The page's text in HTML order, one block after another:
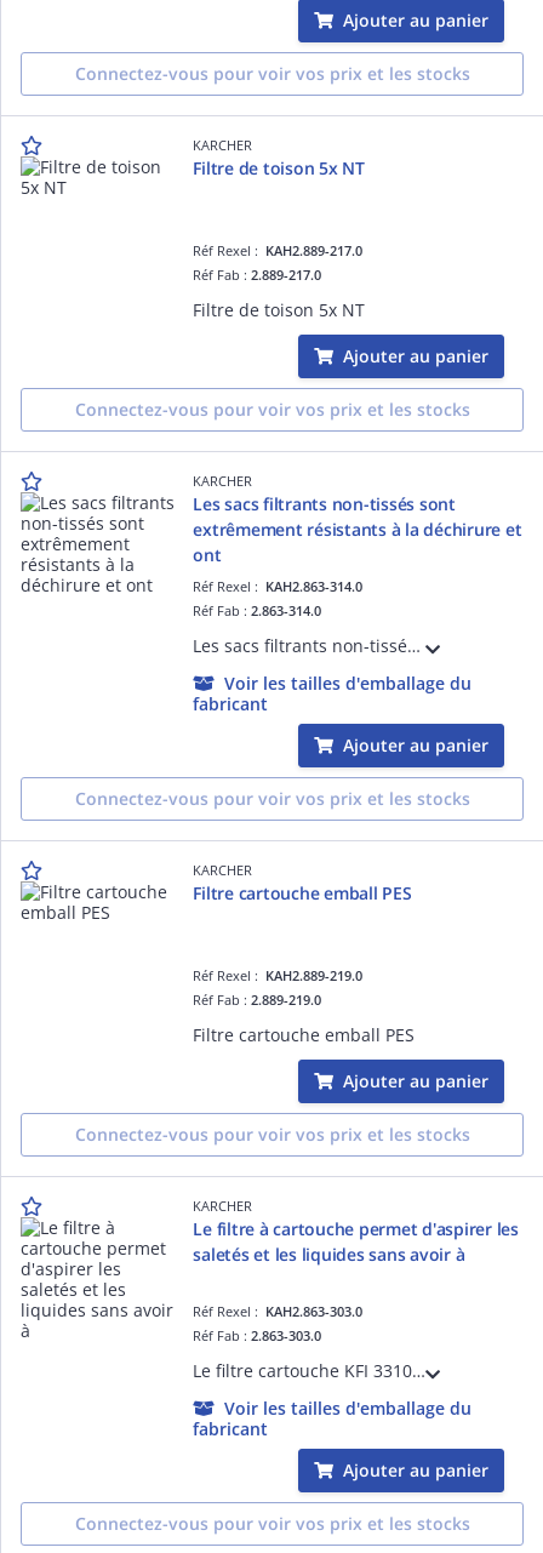
Ajouter au panier
Connectez-vous pour voir vos prix et les stocks
KARCHER
Filtre de toison 5x NT
Réf Rexel : KAH2.889-217.0
Réf Fab :2.889-217.0
Filtre de toison 5x NT
Ajouter au panier
Connectez-vous pour voir vos prix et les stocks
KARCHER
Les sacs filtrants non-tissés sont
extrêmement résistants à la déchirure et
ont
Réf Rexel : KAH2.863-314.0
Réf Fab :2.863-314.0
Les sacs filtrants non-tissés sont spécialement conçus pour les aspirateurs eau et poussières Kärcher WD 2, WD 3 ainsi que pour les shampouineuses Kärcher SE 4. Ils se démarquent par leur matériau extrêmement résistant à la déchirure, leur
Voir les tailles d'emballage du
fabricant
Ajouter au panier
Connectez-vous pour voir vos prix et les stocks
KARCHER
Filtre cartouche emball PES
Réf Rexel : KAH2.889-219.0
Réf Fab :2.889-219.0
Filtre cartouche emball PES
Ajouter au panier
Connectez-vous pour voir vos prix et les stocks
KARCHER
Le filtre à cartouche permet d'aspirer les
saletés et les liquides sans avoir à
Réf Rexel : KAH2.863-303.0
Réf Fab :2.863-303.0
Le filtre cartouche KFI 3310 permet une aspiration humide et sèche sans interruption gênante due au changement de filtre. Le filtre cartouche peut être facilement inséré et retiré en le tournant, sans qu'aucun élément de verrouillage supplé
Voir les tailles d'emballage du
fabricant
Ajouter au panier
Connectez-vous pour voir vos prix et les stocks